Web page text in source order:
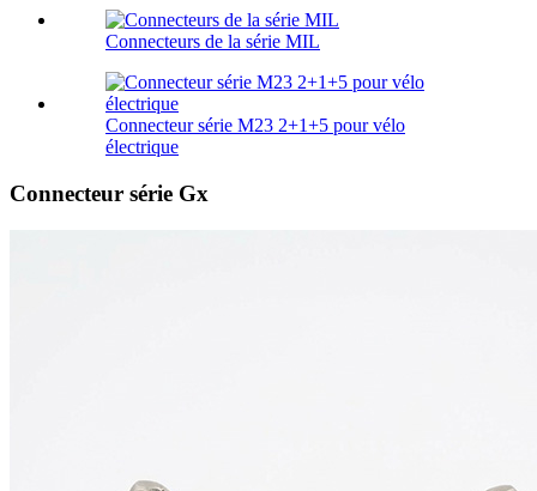
Connecteurs de la série MIL
Connecteur série M23 2+1+5 pour vélo
électrique
Connecteur série Gx